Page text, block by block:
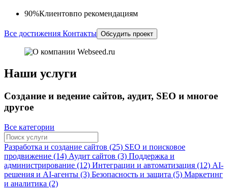
90%Клиентовпо рекомендациям
Все достижения Контакты Обсудить проект
Наши услуги
Создание и ведение сайтов, аудит, SEO и многое
другое
Все категории
Разработка и создание сайтов (25) SEO и поисковое
продвижение (14) Аудит сайтов (3) Поддержка и
администрирование (12) Интеграции и автоматизация (12) AI-
решения и AI-агенты (3) Безопасность и защита (5) Маркетинг
и аналитика (2)